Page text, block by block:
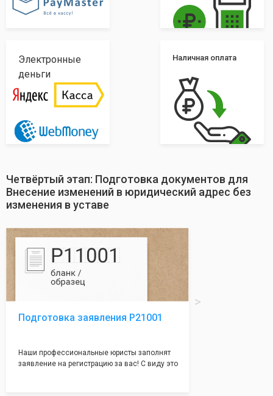
Электронные
деньги
Наличная оплата
Четвёртый этап: Подготовка документов для
Внесение изменений в юридический адрес без
изменения в уставе
Подготовка заявления Р21001
Наши профессиональные юристы заполнят
заявление на регистрацию за вас! С виду это